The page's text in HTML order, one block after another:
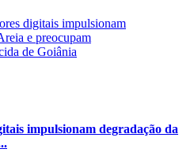
impulsionam degradação da